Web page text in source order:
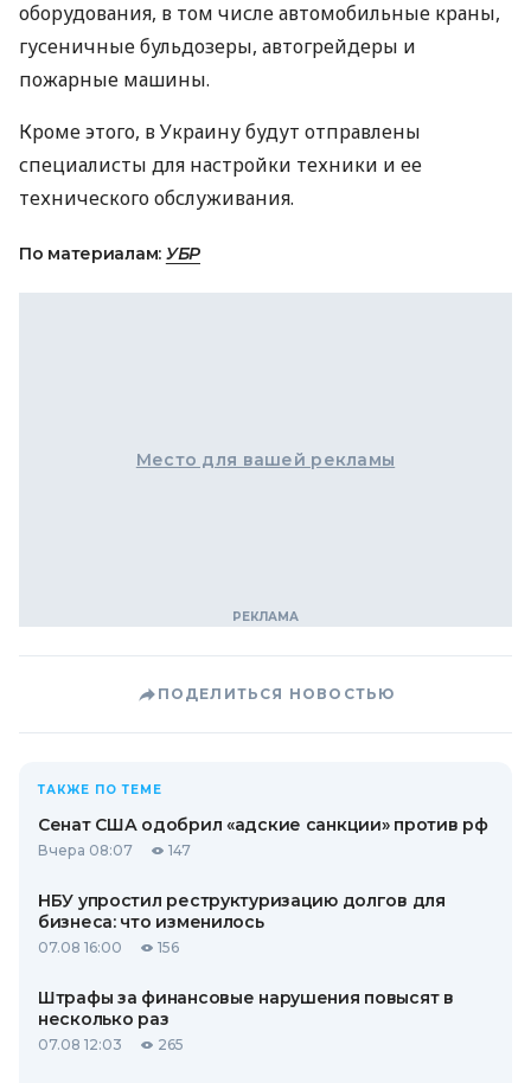
оборудования, в том числе автомобильные краны,
гусеничные бульдозеры, автогрейдеры и
пожарные машины.
Кроме этого, в Украину будут отправлены
специалисты для настройки техники и ее
технического обслуживания.
По материалам: УБР
Место для вашей рекламы
ПОДЕЛИТЬСЯ НОВОСТЬЮ
ТАКЖЕ ПО ТЕМЕ
Сенат США одобрил «адские санкции» против рф
Вчера 08:07 147
НБУ упростил реструктуризацию долгов для
бизнеса: что изменилось
07.08 16:00 156
Штрафы за финансовые нарушения повысят в
несколько раз
07.08 12:03 265